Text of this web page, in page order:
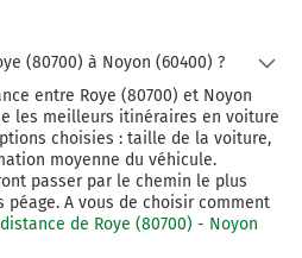
(80700) à Noyon (60400) ?
entre Roye (80700) et Noyon
les meilleurs itinéraires en voiture
choisies : taille de la voiture,
moyenne du véhicule.
passer par le chemin le plus
A vous de choisir comment
de Roye (80700) - Noyon